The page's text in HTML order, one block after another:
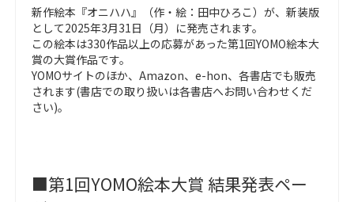
新作絵本『オニハハ』（作・絵：田中ひろこ）が、新装版
として2025年3月31日（月）に発売されます。
この絵本は330作品以上の応募があった第1回YOMO絵本大
賞の大賞作品です。
YOMOサイトのほか、Amazon、e-hon、各書店でも販売
されます(書店での取り扱いは各書店へお問い合わせくだ
さい)。
■第1回YOMO絵本大賞 結果発表ペー